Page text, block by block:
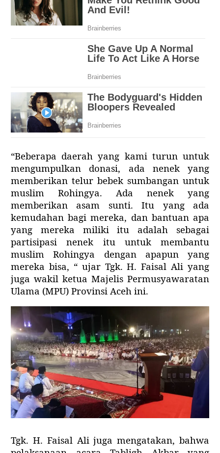
“Beberapa daerah yang kami turun untuk
mengumpulkan donasi, ada nenek yang
memberikan telur bebek sumbangan untuk
muslim Rohingya. Ada nenek yang
memberikan asam sunti. Itu yang ada
kemudahan bagi mereka, dan bantuan apa
yang mereka miliki itu adalah sebagai
partisipasi nenek itu untuk membantu
muslim Rohingya dengan apapun yang
mereka bisa, “ ujar Tgk. H. Faisal Ali yang
juga wakil ketua Majelis Permusyawaratan
Ulama (MPU) Provinsi Aceh ini.
Tgk. H. Faisal Ali juga mengatakan, bahwa